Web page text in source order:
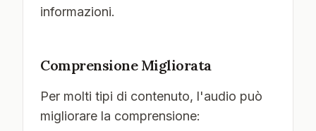
informazioni.
Comprensione Migliorata
Per molti tipi di contenuto, l'audio può
migliorare la comprensione: